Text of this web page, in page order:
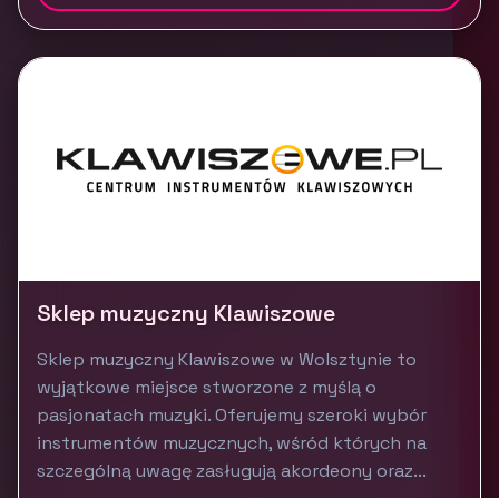
Sklep muzyczny Klawiszowe
Sklep muzyczny Klawiszowe w Wolsztynie to
wyjątkowe miejsce stworzone z myślą o
pasjonatach muzyki. Oferujemy szeroki wybór
instrumentów muzycznych, wśród których na
szczególną uwagę zasługują akordeony oraz...